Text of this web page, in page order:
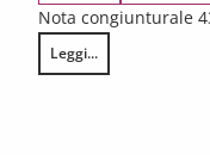
Nota congiunturale
Leggi...
L’annata agraria 2025